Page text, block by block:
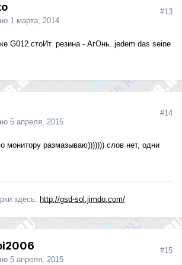
1 марта, 2014
#13
G012 стоИт. резина - АгОнь. jedem das seine
5 апреля, 2015
#14
монитору размазываю))))))) слов нет, одни
здесь: http://gsd-sol.jimdo.com/
5 апреля, 2015
#15